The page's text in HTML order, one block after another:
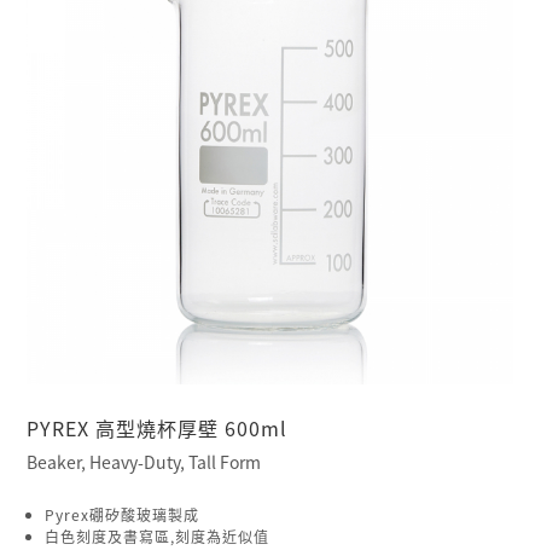
PYREX 高型燒杯厚壁 600ml
Beaker, Heavy-Duty, Tall Form
Pyrex硼矽酸玻璃製成
白色刻度及書寫區,刻度為近似值